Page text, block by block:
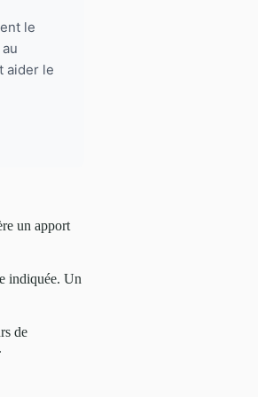
le
aider le
un apport
indiquée. Un
de